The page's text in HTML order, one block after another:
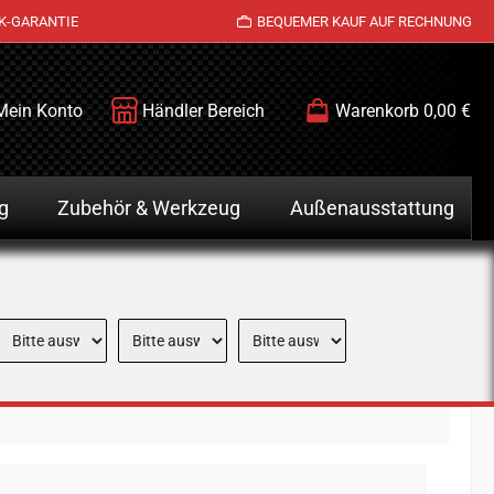
GARANTIE BEQUEMER KAUF AUF RECHNUNG
Konto Händler Bereich Warenkorb 0,00 €
Zubehör & Werkzeug Außenausstattung